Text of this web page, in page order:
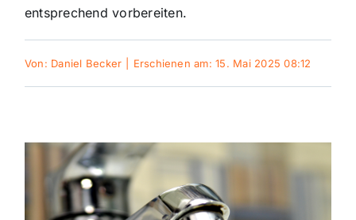
Mein Stadtteil
Verkehrsmeldungen
entsprechend vorbereiten.
Von: Daniel Becker Erschienen am: 15. Mai 2025 08:12